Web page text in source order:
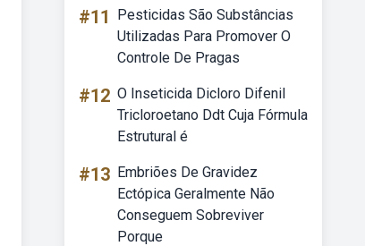
#11
Pesticidas São Substâncias
Utilizadas Para Promover O
Controle De Pragas
#12 O Inseticida Dicloro Difenil
Tricloroetano Ddt Cuja Fórmula
Estrutural é
#13 Embriões De Gravidez
Ectópica Geralmente Não
Conseguem Sobreviver
Porque